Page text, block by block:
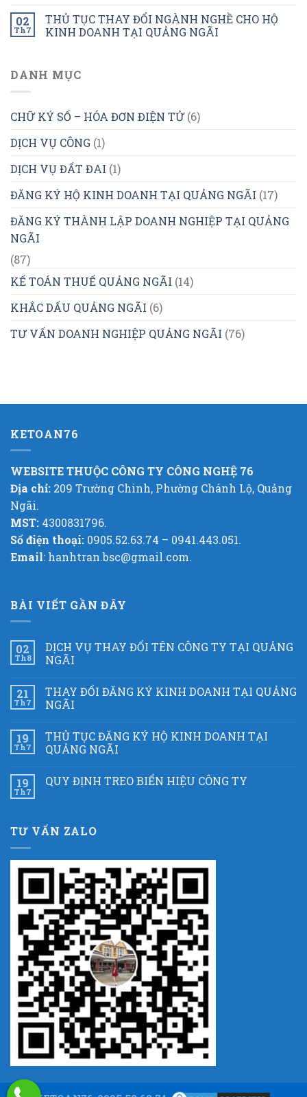
02
Th7
THỦ TỤC THAY ĐỔI NGÀNH NGHỀ CHO HỘ
KINH DOANH TẠI QUẢNG NGÃI
DANH MỤC
CHỮ KÝ SỐ – HÓA ĐƠN ĐIỆN TỬ(6)
DỊCH VỤ CÔNG (1)
DỊCH VỤ ĐẤT ĐAI (1)
ĐĂNG KÝ HỘ KINH DOANH TẠI QUẢNG NGÃI (17)
ĐĂNG KÝ THÀNH LẬP DOANH NGHIỆP TẠI QUẢNG
NGÃI
(87)
KẾ TOÁN THUẾ QUẢNG NGÃI (14)
KHẮC DẤU QUẢNG NGÃI (6)
TƯ VẤN DOANH NGHIỆP QUẢNG NGÃI (76)
KETOAN76
WEBSITE THUỘC CÔNG TY CÔNG NGHỆ 76
Địa chỉ: 209 Trường Chinh, Phường Chánh Lộ, Quảng
Ngãi.
MST: 4300831796.
Số điện thoại: 0905.52.63.74 – 0941.443.051.
Email: hanhtran.bsc@gmail.com.
BÀI VIẾT GẦN ĐÂY
02
Th8
DỊCH VỤ THAY ĐỔI TÊN CÔNG TY TẠI QUẢNG
NGÃI
21
Th7
THAY ĐỔI ĐĂNG KÝ KINH DOANH TẠI QUẢNG
NGÃI
19
Th7
THỦ TỤC ĐĂNG KÝ HỘ KINH DOANH TẠI
QUẢNG NGÃI
19
Th7
QUY ĐỊNH TREO BIỂN HIỆU CÔNG TY
TƯ VẤN ZALO